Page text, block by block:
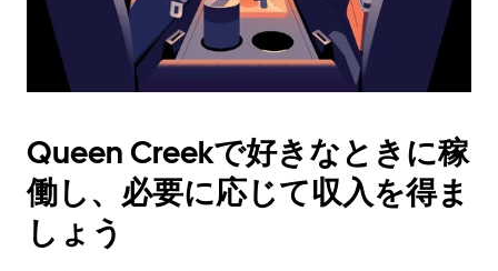
す。
ン
で
カ
レ
ン
Queen Creekで好きなときに稼
働し、必要に応じて収入を得ま
しょう